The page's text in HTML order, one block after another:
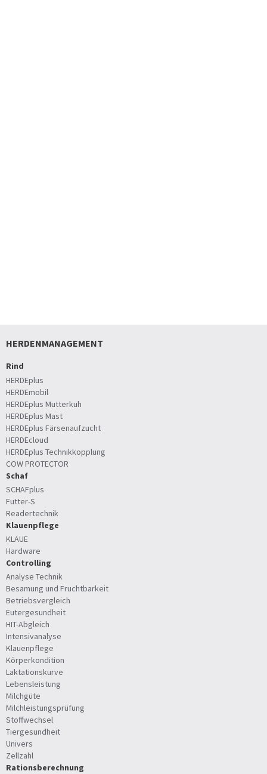
HERDENMANAGEMENT
Rind
HERDEplus
HERDEmobil
HERDEplus Mutterkuh
HERDEplus Mast
HERDEplus Färsenaufzucht
HERDEcloud
HERDEplus Technikkopplung
COW PROTECTOR
Schaf
SCHAFplus
Futter-S
Readertechnik
Klauenpflege
KLAUE
Hardware
Controlling
Analyse Technik
Besamung und Fruchtbarkeit
Betriebsvergleich
Eutergesundheit
HIT-Abgleich
Intensivanalyse
Klauenpflege
Körperkondition
Laktationskurve
Lebensleistung
Milchgüte
Milchleistungsprüfung
Stoffwechsel
Tiergesundheit
Univers
Zellzahl
Rationsberechnung